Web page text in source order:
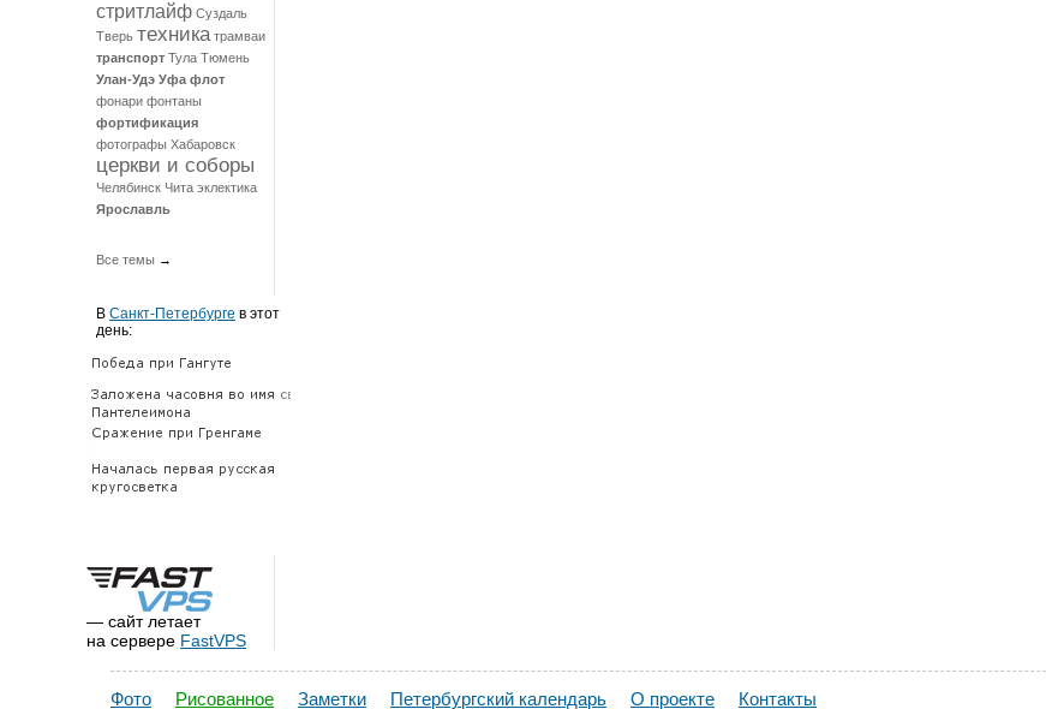
стритлайф Суздаль
Тверь техника трамваи
транспорт Тула Тюмень
Улан-Удэ Уфа флот
фонари фонтаны
фортификация
фотографы Хабаровск
церкви и соборы
Челябинск Чита эклектика
Ярославль
Все темы →
В Санкт-Петербурге в этот
день:
— сайт летает
на сервере FastVPS
Фото Рисованное Заметки Петербургский календарь О проекте Контакты